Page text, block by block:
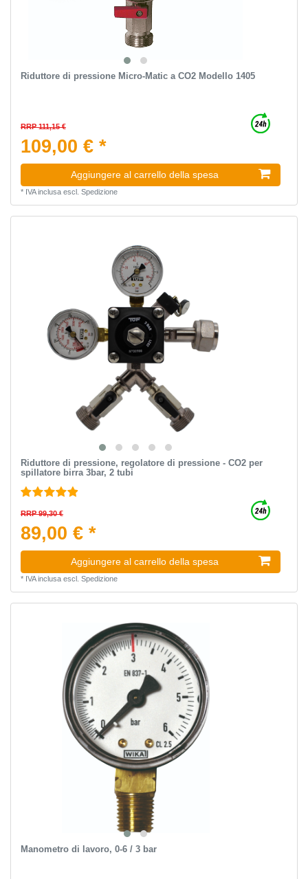
Riduttore di pressione Micro-Matic a CO2 Modello 1405
RRP 111,15 €
109,00 € *
Aggiungere al carrello della spesa
* IVA inclusaescl. Spedizione
Riduttore di pressione, regolatore di pressione - CO2 per
spillatore birra 3bar, 2 tubi
RRP 99,30 €
89,00 € *
Aggiungere al carrello della spesa
* IVA inclusaescl. Spedizione
Manometro di lavoro, 0-6 / 3 bar